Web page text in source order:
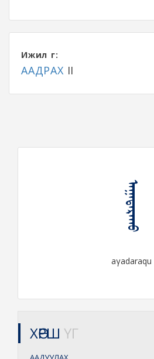
Ижил үг:
ААДРАХ II
ᠠᠭᠠᠳᠠᠷᠠᠬᠤ
aγadaraqu
ХӨРШ ҮГ